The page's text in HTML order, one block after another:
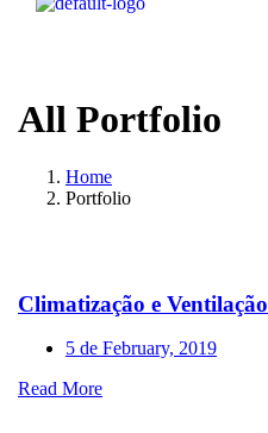
All Portfolio
Home
Portfolio
Climatização e Ventilação
5 de February, 2019
Read More